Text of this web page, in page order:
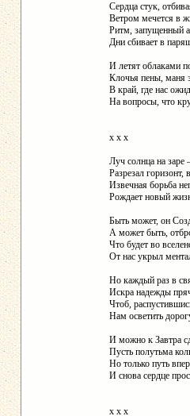
Сердца стук,
Ветром мечется в
Ритм, запущенный
Дни сбивает в
И летят облаками
Клочья пены, маня
В край, где нас
На вопросы, что
х х х
Луч солнца на заре
Разрезал горизонт,
Извечная борьба
Рождает новый
Быть может, он
А может быть,
Что будет во
От нас укрыл
Но каждый раз в
Искра надежды
Чтоб,
Нам осветить
И можно к Завтра
Пусть полутьма
Но только путь
И снова сердце
х х х